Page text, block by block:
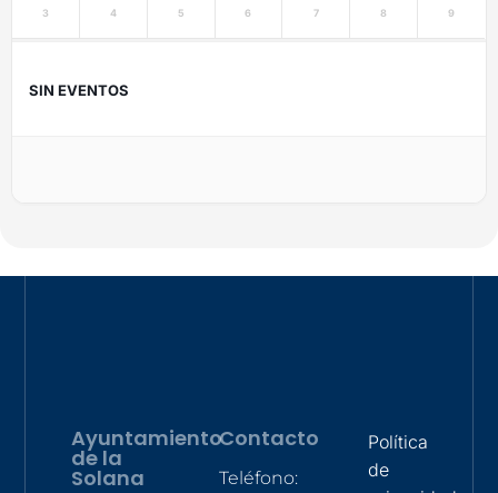
3 4 5 6 7 8 9
SIN EVENTOS
Ayuntamiento
de la
Solana
Contacto
Teléfono:
Política
de